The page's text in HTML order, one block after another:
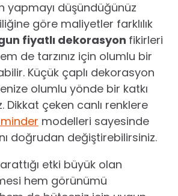
yapmayı düşündüğünüz
göre maliyetler farklılık
fiyatlı dekorasyon fikirleri
de tarzınız için olumlu bir
Küçük çaplı dekorasyon
olumlu yönde bir katkı
Dikkat çeken canlı renklere
modelleri sayesinde
doğrudan değiştirebilirsiniz.
etki büyük olan
hem görünümü